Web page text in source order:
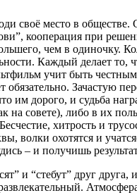
своё место в обществе.
кооперация при
чем в одиночку.
Каждый делает то,
учит быть
обязательно. Зачастую
им дорого, и судьба
на совете), либо в их
хитрость и
волки охотятся и
– и получишь
и “стебут” друг друга,